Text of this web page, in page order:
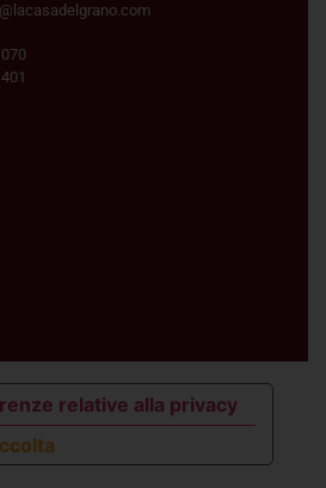
relative alla privacy